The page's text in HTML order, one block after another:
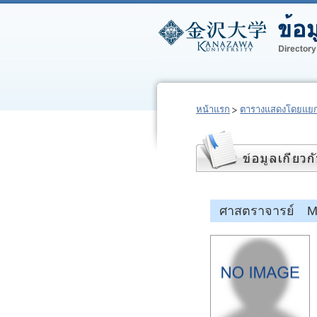
หน้าแรก ตารางแสดงโดยแ
ศาสตราจารย์